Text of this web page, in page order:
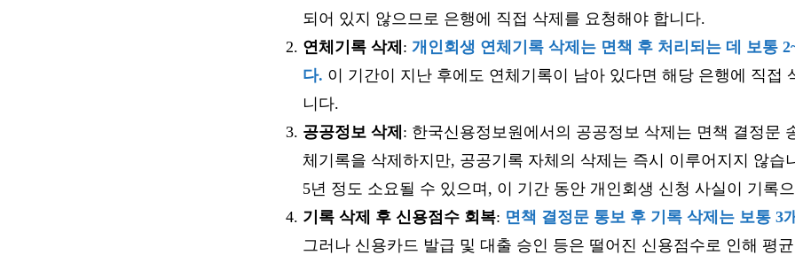
되어 있지 않으므로 은행에 직접 삭제를 요청해야 합니다​​.
연체기록 삭제 : 개인회생 연체기록 삭제는 면책 후 처리되는 데 보통
다. 이 기간이 지난 후에도 연체기록이 남아 있다면 해당 은행에 직접
니다​​.
공공정보 삭제 : 한국신용정보원에서의 공공정보 삭제는 면책 결정문
체기록을 삭제하지만, 공공기록 자체의 삭제는 즉시 이루어지지 않습
5년 정도 소요될 수 있으며, 이 기간 동안 개인회생 신청 사실이 기록
기록 삭제 후 신용점수 회복: 면책 결정문 통보 후 기록 삭제는 보통 3
그러나 신용카드 발급 및 대출 승인 등은 떨어진 신용점수로 인해 평